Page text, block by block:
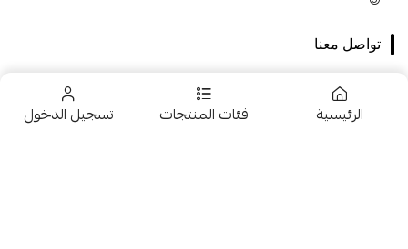
الرئيسية فئات المنتجات تسجيل الدخول
تواصل معنا
+966546005231